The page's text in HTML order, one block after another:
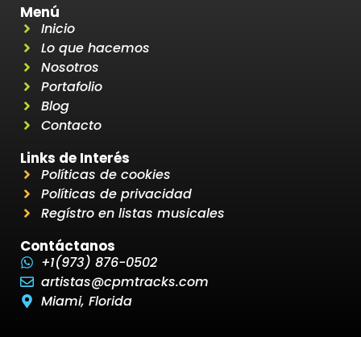
Menú
Inicio
Lo que hacemos
Nosotros
Portafolio
Blog
Contacto
Links de Interés
Políticas de cookies
Políticas de privacidad
Regístro en listas musicales
Contáctanos
+1(973) 876-0502
artistas@cpmtracks.com
Miami, Florida